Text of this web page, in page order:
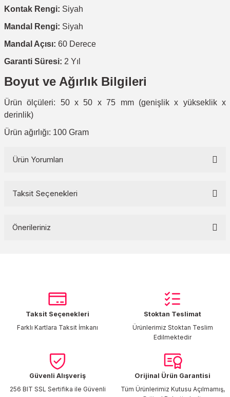
Kontak Rengi: Siyah
Mandal Rengi: Siyah
Mandal Açısı: 60 Derece
Garanti Süresi: 2 Yıl
Boyut ve Ağırlık Bilgileri
Ürün ölçüleri: 50 x 50 x 75 mm (genişlik x yükseklik x
derinlik)
Ürün ağırlığı: 100 Gram
Ürün Yorumları
Taksit Seçenekleri
Önerileriniz
Görüş ve önerileriniz için teşekkür ederiz.
Ürün resmi kalitesiz, bozuk veya görüntülenemiyor.
Ürün açıklamasında eksik bilgiler bulunuyor.
Ürün fiyatı diğer sitelerden daha pahalı.
Bu ürüne benzer farklı alternatifler olmalı.
Taksit Seçenekleri
Farklı Kartlara Taksit İmkanı
Stoktan Teslimat
Ürünlerimiz Stoktan Teslim
Edilmektedir
Güvenli Alışveriş
256 BIT SSL Sertifika ile Güvenli
Orijinal Ürün Garantisi
Tüm Ürünlerimiz Kutusu Açılmamış,